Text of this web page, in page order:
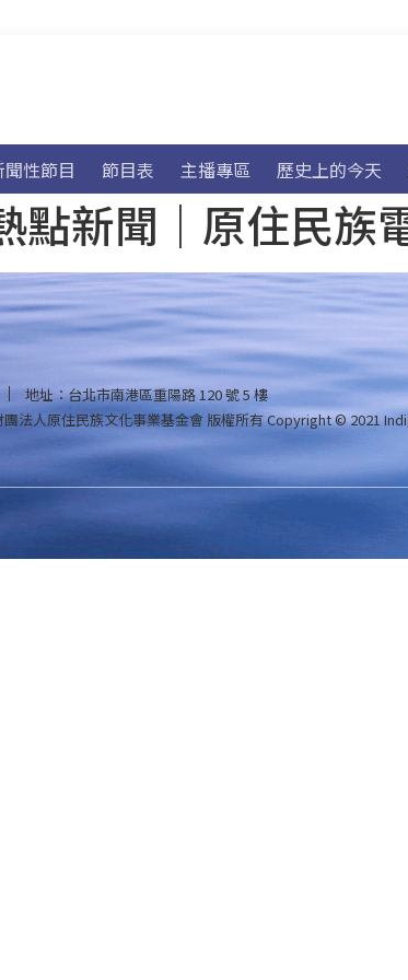
聞性節目 節目表 主播專區 歷史上的今天
點新聞｜原住民族
地址：台北市南港區重陽路 120 號 5 樓
團法人原住民族文化事業基金會 版權所有Copyright © 2021